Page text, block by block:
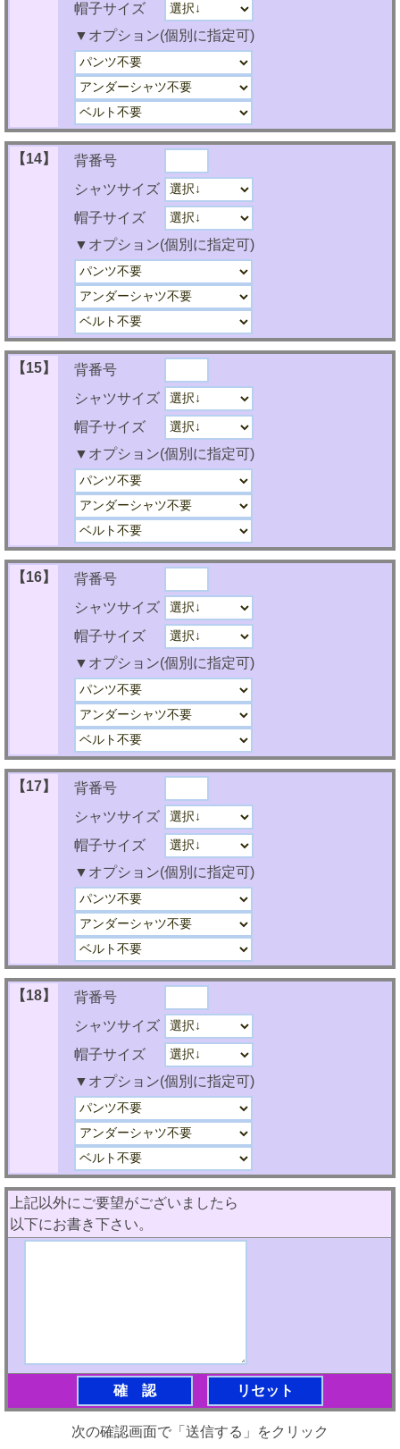
帽子サイズ
▼オプション(個別に指定可)
【14】
背番号
シャツサイズ
帽子サイズ
▼オプション(個別に指定可)
【15】
背番号
シャツサイズ
帽子サイズ
▼オプション(個別に指定可)
【16】
背番号
シャツサイズ
帽子サイズ
▼オプション(個別に指定可)
【17】
背番号
シャツサイズ
帽子サイズ
▼オプション(個別に指定可)
【18】
背番号
シャツサイズ
帽子サイズ
▼オプション(個別に指定可)
上記以外にご要望がございましたら
以下にお書き下さい。
次の確認画面で「送信する」をクリック